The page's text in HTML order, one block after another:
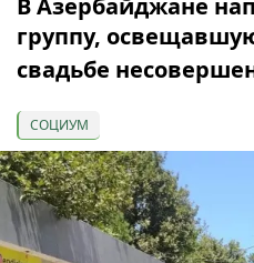
В Азербайджане
группу,
свадьбе
СОЦИУМ